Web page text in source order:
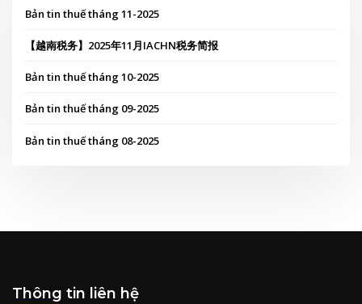
Bản tin thuế tháng 11-2025
【越南税务】2025年11月IACHN税务简报
Bản tin thuế tháng 10-2025
Bản tin thuế tháng 09-2025
Bản tin thuế tháng 08-2025
Thông tin liên hệ